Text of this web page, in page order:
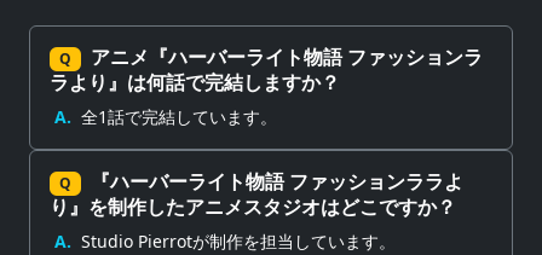
Q
アニメ『ハーバーライト物語 ファッションラ
ラより』は何話で完結しますか？
A. 全1話で完結しています。
Q
『ハーバーライト物語 ファッションララよ
り』を制作したアニメスタジオはどこですか？
A. Studio Pierrotが制作を担当しています。